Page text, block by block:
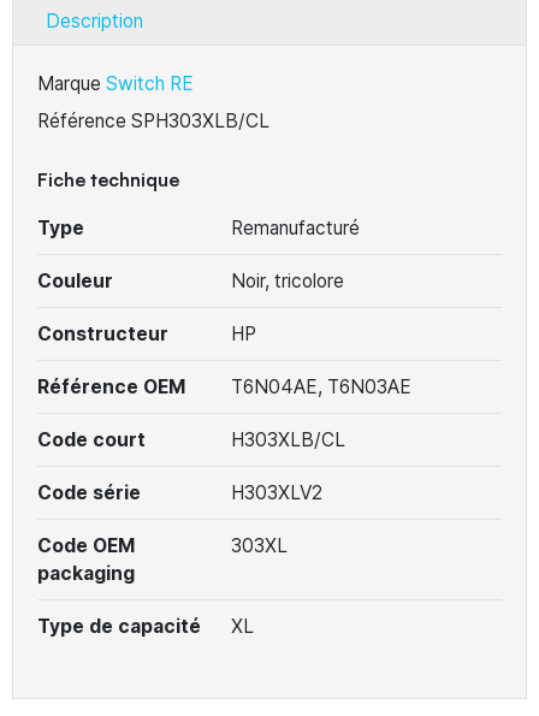
Description
Marque Switch RE
Référence SPH303XLB/CL
Fiche technique
Type Remanufacturé
Couleur Noir, tricolore
Constructeur HP
Référence OEM T6N04AE, T6N03AE
Code court H303XLB/CL
Code série H303XLV2
Code OEM
packaging
303XL
Type de capacité XL